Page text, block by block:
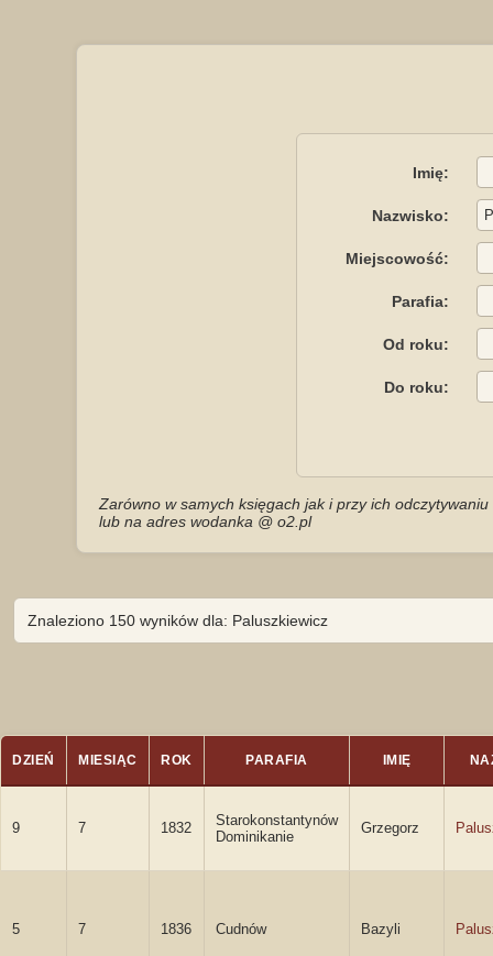
Imię:
Nazwisko:
Miejscowość:
Parafia:
Od roku:
Do roku:
Zarówno w samych księgach jak i przy ich
lub na adres wodanka @ o2.pl
Znaleziono 150 wyników dla: Paluszkiewicz
DZIEŃ MIESIĄC ROK PARAFIA IMIĘ
9 7 1832
Starokonstantynów
Dominikanie
Grzegorz
5 7 1836 Cudnów Bazyli